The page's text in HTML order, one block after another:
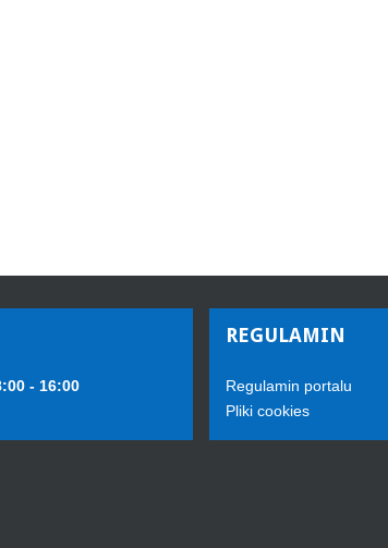
- 16:00
REGULAMIN
Regulamin portalu
Pliki cookies